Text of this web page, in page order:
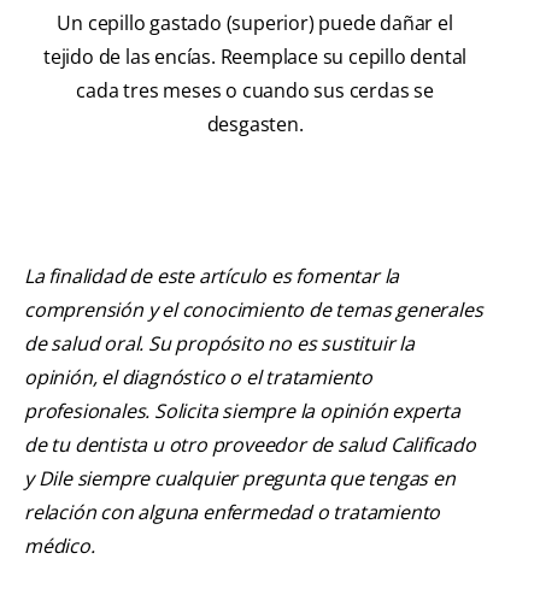
Un cepillo gastado (superior) puede dañar el
tejido de las encías. Reemplace su cepillo dental
cada tres meses o cuando sus cerdas se
desgasten.
La finalidad de este artículo es fomentar la
comprensión y el conocimiento de temas generales
de salud oral. Su propósito no es sustituir la
opinión, el diagnóstico o el tratamiento
profesionales. Solicita siempre la opinión experta
de tu dentista u otro proveedor de salud Calificado
y Dile siempre cualquier pregunta que tengas en
relación con alguna enfermedad o tratamiento
médico.